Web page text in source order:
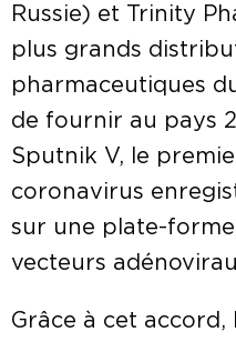
Russie) et Trinity
plus grands
pharmaceutiques
de fournir au pays
Sputnik V, le
coronavirus
sur une plate-
vecteurs
Grâce à cet accord,